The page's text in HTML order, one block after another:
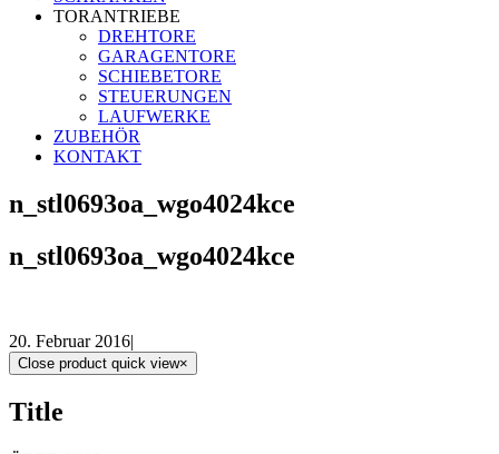
TORANTRIEBE
DREHTORE
GARAGENTORE
SCHIEBETORE
STEUERUNGEN
LAUFWERKE
ZUBEHÖR
KONTAKT
n_stl0693oa_wgo4024kce
n_stl0693oa_wgo4024kce
20. Februar 2016|
Close product quick view×
Title